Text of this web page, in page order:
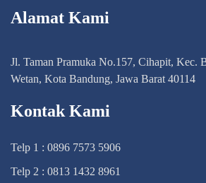
Alamat Kami
Jl. Taman Pramuka No.157, Cihapit, Kec.
Wetan, Kota Bandung, Jawa Barat 40114
Kontak Kami
Telp 1 : 0896 7573 5906
Telp 2 : 0813 1432 8961